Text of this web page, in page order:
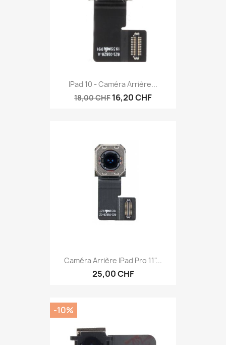
IPad 10 - Caméra Arrière...
18,00 CHF 16,20 CHF
Caméra Arrière IPad Pro 11"...
25,00 CHF
-10%